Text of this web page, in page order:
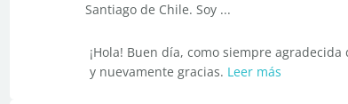
Santiago de Chile. Soy ...
¡Hola! Buen día, como siempre
y nuevamente gracias. Leer más